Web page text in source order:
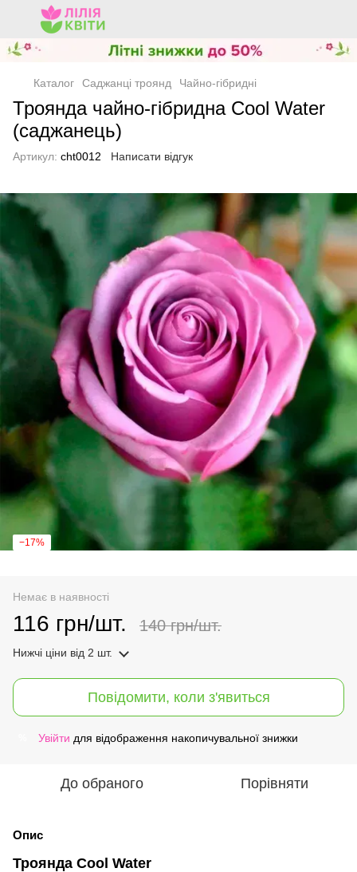
Каталог Саджанці троянд Чайно-гібридні
Троянда чайно-гібридна Cool Water
(саджанець)
Артикул: cht0012 Написати відгук
−17%
Немає в наявності
116 грн/шт. 140 грн/шт.
Нижчі ціни від 2 шт.
Повідомити, коли з'явиться
Увійти для відображення накопичувальної знижки
До обраного Порівняти
Опис
Троянда Cool Water